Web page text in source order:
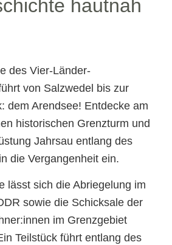
hautnah
des Vier-Länder-
von Salzwedel bis zur
dem Arendsee! Entdecke am
historischen Grenzturm und
Jahrsau entlang des
die Vergangenheit ein.
lässt sich die Abriegelung im
sowie die Schicksale der
im Grenzgebiet
Teilstück führt entlang des